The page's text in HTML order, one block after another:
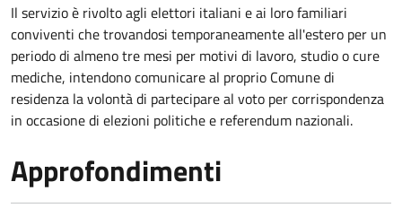
Il servizio è rivolto agli elettori italiani e ai loro familiari
conviventi che trovandosi temporaneamente all'estero per un
periodo di almeno tre mesi per motivi di lavoro, studio o cure
mediche, intendono comunicare al proprio Comune di
residenza la volontà di partecipare al voto per corrispondenza
in occasione di elezioni politiche e referendum nazionali.
Approfondimenti